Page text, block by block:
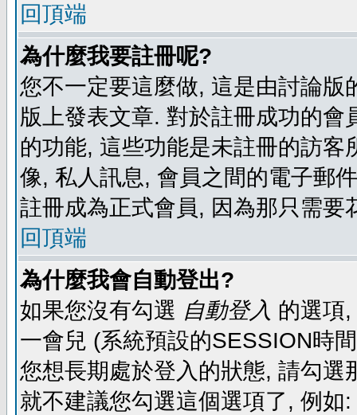
回頂端
為什麼我要註冊呢?
您不一定要這麼做, 這是由討論
版上發表文章. 對於註冊成功的
的功能, 這些功能是未註冊的訪
像, 私人訊息, 會員之間的電子郵
註冊成為正式會員, 因為那只需要
回頂端
為什麼我會自動登出?
如果您沒有勾選 自動登入 的選項
一會兒 (系統預設的SESSION時
您想長期處於登入的狀態, 請勾
就不建議您勾選這個選項了, 例